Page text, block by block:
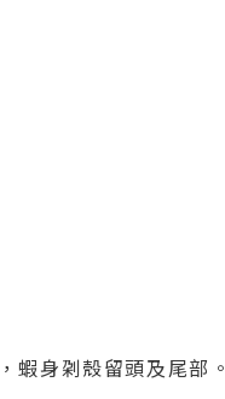
蝦身刴殼留頭及尾部。